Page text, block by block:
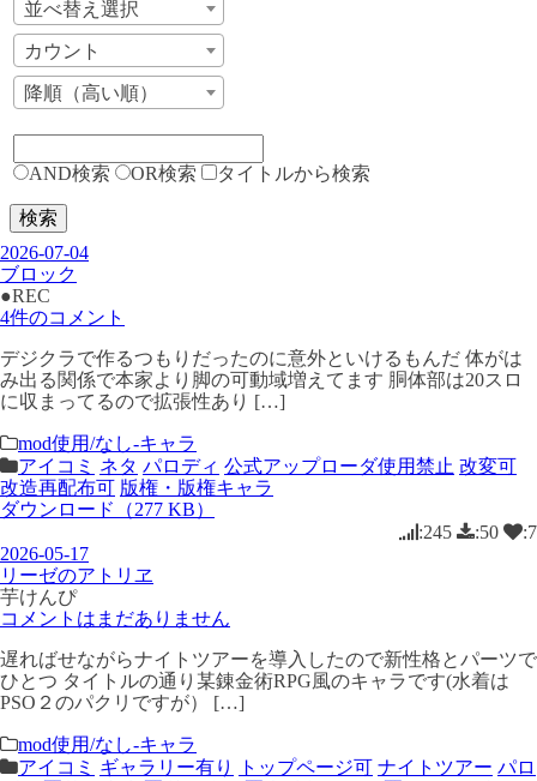
並べ替え選択
カウント
降順（高い順）
AND検索 OR検索 タイトルから検索
検索
2026-07-04
ブロック
●REC
4件のコメント
デジクラで作るつもりだったのに意外といけるもんだ 体がは
み出る関係で本家より脚の可動域増えてます 胴体部は20スロ
に収まってるので拡張性あり […]
mod使用/なし-キャラ
アイコミ ネタ パロディ 公式アップローダ使用禁止 改変可
改造再配布可 版権・版権キャラ
ダウンロード（277 KB）
:245
:50
:7
2026-05-17
リーゼのアトリヱ
芋けんぴ
コメントはまだありません
遅ればせながらナイトツアーを導入したので新性格とパーツで
ひとつ タイトルの通り某錬金術RPG風のキャラです(水着は
PSO２のパクリですが） […]
mod使用/なし-キャラ
アイコミ ギャラリー有り トップページ可 ナイトツアー パロ